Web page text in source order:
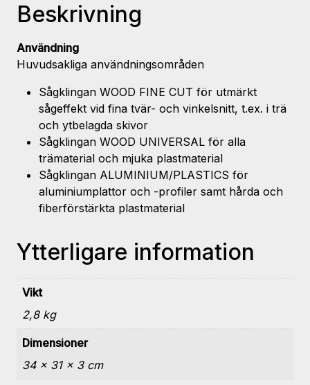
Beskrivning
Användning
Huvudsakliga användningsområden
Sågklingan WOOD FINE CUT för utmärkt
sågeffekt vid fina tvär- och vinkelsnitt, t.ex. i trä
och ytbelagda skivor
Sågklingan WOOD UNIVERSAL för alla
trämaterial och mjuka plastmaterial
Sågklingan ALUMINIUM/PLASTICS för
aluminiumplattor och -profiler samt hårda och
fiberförstärkta plastmaterial
Ytterligare information
Vikt
2,8 kg
Dimensioner
34 × 31 × 3 cm